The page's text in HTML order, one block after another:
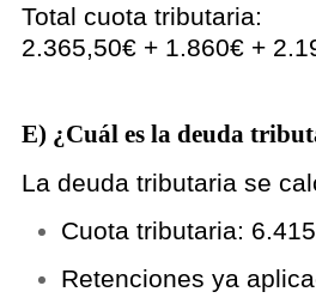
Total cuota tributaria:
2.365,50€ + 1.860€ +
E) ¿Cuál es la deuda
La deuda tributaria se
Cuota tributaria:
Retenciones ya